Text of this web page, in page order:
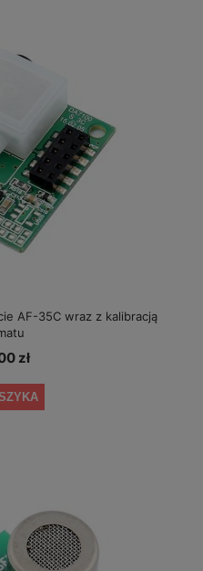
AF-35C wraz z kalibracją
zł